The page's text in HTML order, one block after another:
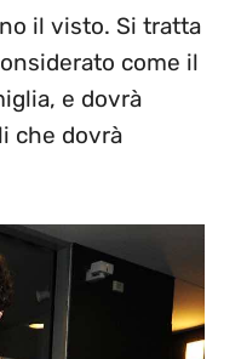
il visto. Si tratta
come il
e dovrà
che dovrà